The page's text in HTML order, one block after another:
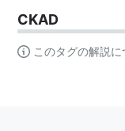
CKAD
このタグの解説に